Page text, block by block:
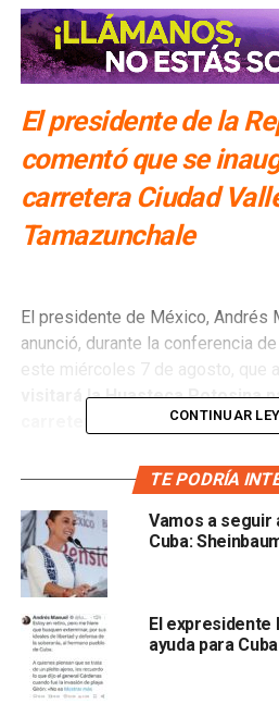
El presidente de la
comentó que se
carretera Ciudad
Tamazunchale
El presidente de México, Andrés
anunció, durante la conferencia
este miércoles 7 de agosto, que a
visitará la Huasteca Potosina
carretera Ciudad Valles –
López Obrador indicó que la
Tamazunchale, la cual comenzó
2016,ya está concluída al 100
CONTINUAR
TE PODRÍA
Vamos a seguir
Cuba:
El expresidente
ayuda para Cuba